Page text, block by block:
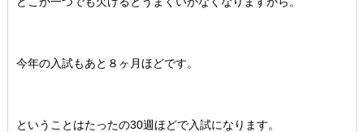
今年の入試もあと８ヶ月ほどです。
ということはたったの30週ほどで入試になります。